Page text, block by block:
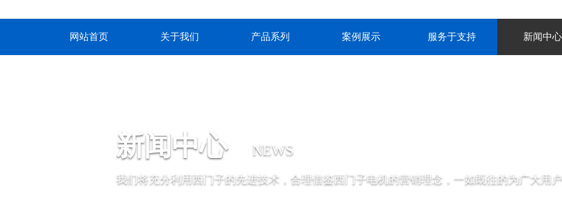
网站首页 关于我们 产品系列 案例展示 服务于支持 新闻中心
新闻中心 NEWS
我们将充分利用西门子的先进技术，合理借鉴西门子电机的营销理念，一如既往的为广大用